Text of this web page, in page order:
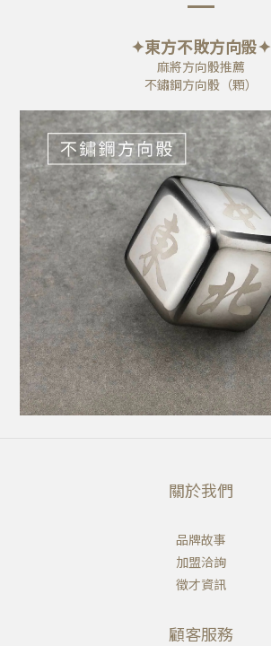
✦東方不敗方向骰✦
麻將方向骰推薦
不鏽鋼方向骰（顆）
關於我們
品牌故事
加盟洽詢
徵才資訊
顧客服務